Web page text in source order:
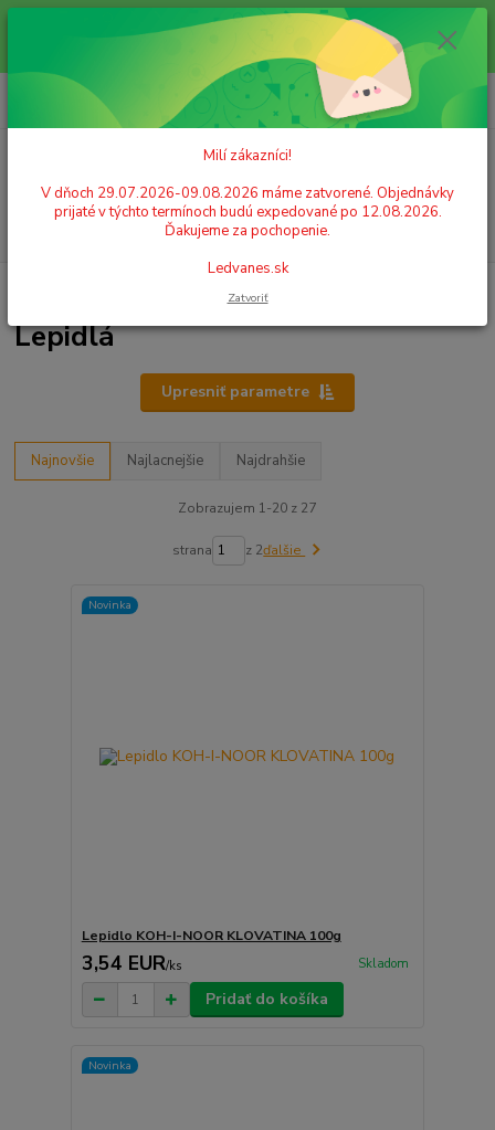
Milí zákazníci! V dňoch 29.07.2026-09.08.2026 máme zatvorené.
Objednávky prijaté v týchto termínoch budú expedované po 12.08.2026.
Ďakujeme za pochopenie. Ledvanes.sk
+421 908 755 958
Po. - Pia. od 9:00 hod. - 16:00 hod.
za0,00 EUR
Lepidlá
Upresniť parametre
Najnovšie Najlacnejšie Najdrahšie
Zobrazujem 1-20 z 27
strana z 2ďalšie
Novinka
Lepidlo KOH-I-NOOR KLOVATINA 100g
3,54 EUR/ks Skladom
Pridať do košíka
Novinka
Milí zákazníci!
V dňoch 29.07.2026-09.08.2026 máme zatvorené. Objednávky
prijaté v týchto termínoch budú expedované po 12.08.2026.
Ďakujeme za pochopenie.
Ledvanes.sk
Zatvoriť